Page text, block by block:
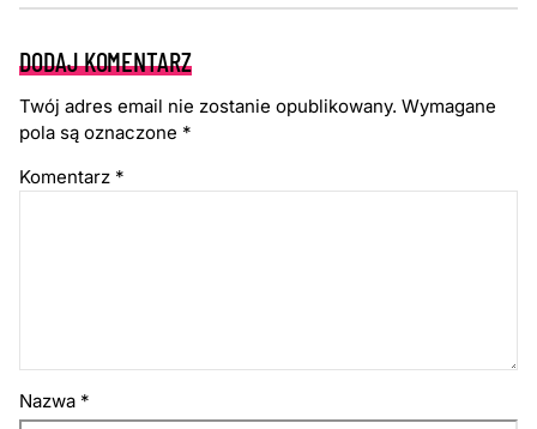
DODAJ KOMENTARZ
Twój adres email nie zostanie opublikowany. Wymagane
pola są oznaczone *
Komentarz *
Nazwa *